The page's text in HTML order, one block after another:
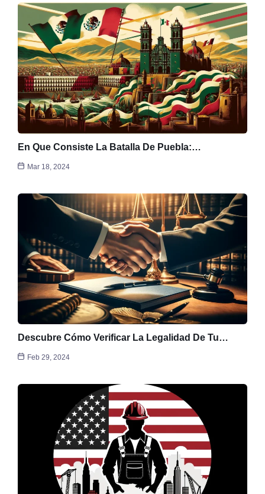
En Que Consiste La Batalla De Puebla:…
Mar 18, 2024
Descubre Cómo Verificar La Legalidad De Tu…
Feb 29, 2024